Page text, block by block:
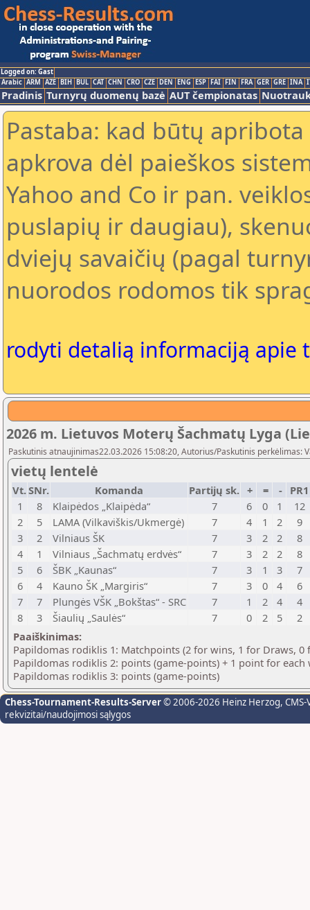
Logged on: Gast
Arabic ARM AZE BIH BUL CAT CHN CRO CZE DEN ENG ESP FAI FIN FRA GER GRE INA
Pradinis Turnyrų duomenų bazė AUT čempionatas
Pastaba: kad būtų
apkrova dėl paieškos
Yahoo and Co ir pan.
puslapių ir daugiau),
dviejų savaičių (pagal
nuorodos rodomos tik
rodyti detalią informaciją apie
2026 m. Lietuvos Moterų Šachmatų Lyga
Paskutinis atnaujinimas22.03.2026 15:08:20, Autorius/Paskutinis perkėlimas:
vietų lentelė
Vt.SNr. Komanda Partijų sk. + = -
1
8 Klaipėdos „Klaipėda“ 7 6 0 1
12
2
5 LAMA (Vilkaviškis/Ukmergė) 7 4 1 2
9
3
2 Vilniaus ŠK 7 3 2 2
8
4
1 Vilniaus „Šachmatų erdvės“ 7 3 2 2
8
5
6 ŠBK „Kaunas“ 7 3 1 3
7
6
4 Kauno ŠK „Margiris“ 7 3 0 4
6
7
7 Plungės VŠK „Bokštas“ - SRC 7 1 2 4
4
8
3 Šiaulių „Saulės“ 7 0 2 5
2
Paaiškinimas:
Papildomas rodiklis 1: Matchpoints (2 for wins, 1 for Draws, 0
Papildomas rodiklis 2: points (game-points) + 1 point for each
Papildomas rodiklis 3: points (game-points)
Chess-Tournament-Results-Server© 2006-2026 Heinz Herzog,
rekvizitai/naudojimosi sąlygos